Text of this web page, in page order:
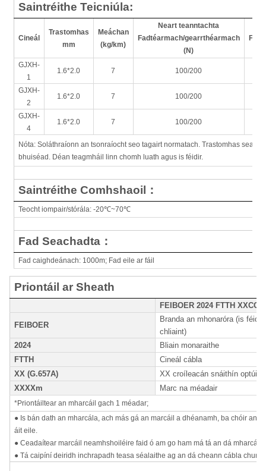
Saintréithe Teicniúla:
Cineál
Trastomhas
mm
Meáchan
(kg/km)
Neart teanntachta
Fadtéarmach/gearrthéarmach
(N)
GJXH-
1
1.6*2.0 7 100/200
GJXH-
2
1.6*2.0 7 100/200
GJXH-
4
1.6*2.0 7 100/200
Nóta: Soláthraíonn an tsonraíocht seo tagairt normatach. Trastomhas
bhuiséad. Déan teagmháil linn chomh luath agus is féidir.
Saintréithe Comhshaoil ：
Teocht iompair/stórála: -20℃~70℃
Fad Seachadta：
Fad caighdeánach: 1000m; Fad eile ar fáil
Priontáil ar Sheath
FEIBOER 2024 FTTH
FEIBOER
Branda an mhonaróra (is
chliaint)
2024
Bliain monaraithe
FTTH
Cineál cábla
XX (G.657A)
XX croíleacán snáithín optúil
XXXXm
Marc na méadair
*Priontáiltear an mharcáil gach 1 méadar;
● Is bán dath an mharcála, ach más gá an marcáil a dhéanamh, ba chóir an
áit eile.
● Ceadaítear marcáil neamhshoiléire faid ó am go ham má tá an dá mharcáil
● Tá caipíní deiridh inchrapadh teasa séalaithe ag an dá cheann cábla chun